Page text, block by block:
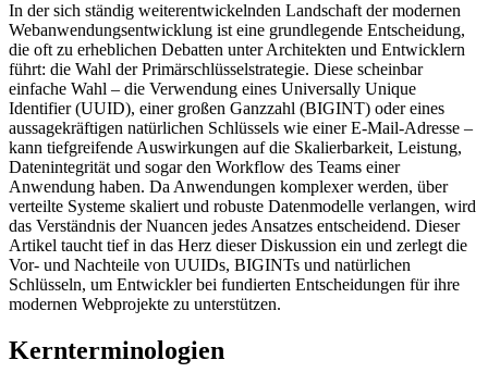
In der sich ständig weiterentwickelnden Landschaft der modernen
Webanwendungsentwicklung ist eine grundlegende Entscheidung,
die oft zu erheblichen Debatten unter Architekten und Entwicklern
führt: die Wahl der Primärschlüsselstrategie. Diese scheinbar
einfache Wahl – die Verwendung eines Universally Unique
Identifier (UUID), einer großen Ganzzahl (BIGINT) oder eines
aussagekräftigen natürlichen Schlüssels wie einer E-Mail-Adresse –
kann tiefgreifende Auswirkungen auf die Skalierbarkeit, Leistung,
Datenintegrität und sogar den Workflow des Teams einer
Anwendung haben. Da Anwendungen komplexer werden, über
verteilte Systeme skaliert und robuste Datenmodelle verlangen, wird
das Verständnis der Nuancen jedes Ansatzes entscheidend. Dieser
Artikel taucht tief in das Herz dieser Diskussion ein und zerlegt die
Vor- und Nachteile von UUIDs, BIGINTs und natürlichen
Schlüsseln, um Entwickler bei fundierten Entscheidungen für ihre
modernen Webprojekte zu unterstützen.
Kernterminologien